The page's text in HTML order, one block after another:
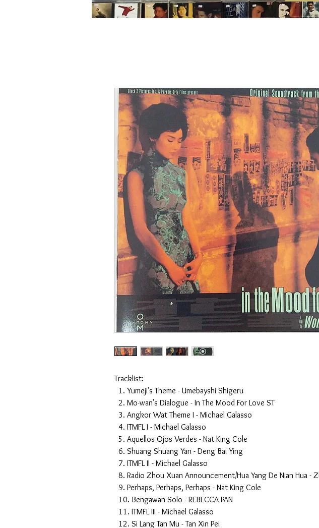
Tracklist:
1. Yumeji's Theme - Umebayshi Shigeru
2. Mo-wan's Dialogue - In The Mood For Love ST
3. Angkor Wat Theme I - Michael Galasso
4. ITMFL I - Michael Galasso
5. Aquellos Ojos Verdes - Nat King Cole
6. Shuang Shuang Yan - Deng Bai Ying
7. ITMFL II - Michael Galasso
8. Radio Zhou Xuan Announcement/Hua Yang De Nian Hua -
9. Perhaps, Perhaps, Perhaps - Nat King Cole
10. Bengawan Solo - REBECCA PAN
11. ITMFL III - Michael Galasso
12. Si Lang Tan Mu - Tan Xin Pei